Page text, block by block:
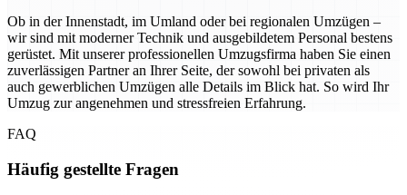
Ob in der Innenstadt, im Umland oder bei regionalen Umzügen –
wir sind mit moderner Technik und ausgebildetem Personal bestens
gerüstet. Mit unserer professionellen Umzugsfirma haben Sie einen
zuverlässigen Partner an Ihrer Seite, der sowohl bei privaten als
auch gewerblichen Umzügen alle Details im Blick hat. So wird Ihr
Umzug zur angenehmen und stressfreien Erfahrung.
FAQ
Häufig gestellte Fragen